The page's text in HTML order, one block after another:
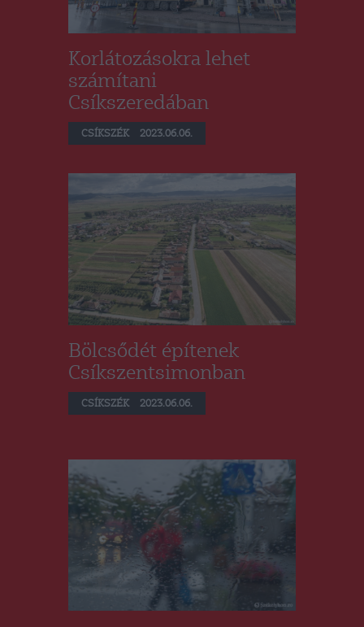
Korlátozásokra lehet
számítani
Csíkszeredában
CSÍKSZÉK 2023.06.06.
Bölcsődét építenek
Csíkszentsimonban
CSÍKSZÉK 2023.06.06.